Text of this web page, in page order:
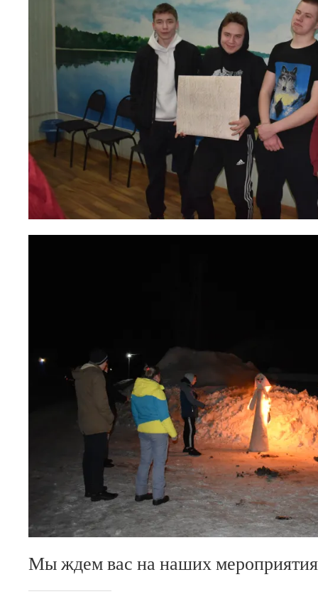
Мы ждем вас на наших